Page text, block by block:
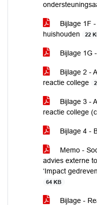
Bijlage 1F
huishouden
22
Bijlage 1G
Bijlage 2 -
reactie college
Bijlage 3 -
reactie college
Bijlage 4 -
Memo -
advies externe
‘Impact
64 KB
Bijlage -